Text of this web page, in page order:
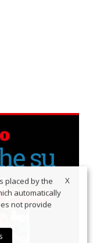
X
placed by the
automatically
not provide